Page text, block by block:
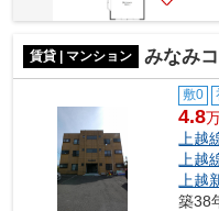
賃貸 | マンション みなみ
敷0
4.8
上越
上越
上越
築38